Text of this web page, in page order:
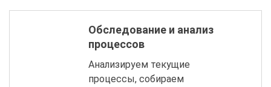
Обследование и анализ
процессов
Анализируем текущие
процессы, собираем